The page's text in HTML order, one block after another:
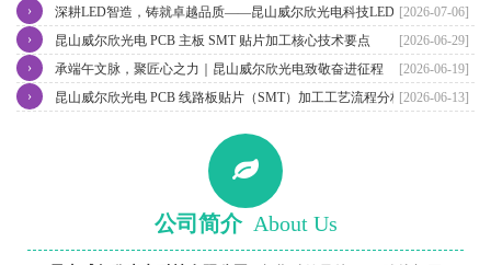
子智造
[2026-07-06]
深耕LED智造，铸就卓越品质——昆山威尔欣光电科技LED灯具贴片
加工实力再升级
›
[2026-06-29]
昆山威尔欣光电 PCB 主板 SMT 贴片加工核心技术要点
›
[2026-06-19]
承端午文脉，聚匠心之力｜昆山威尔欣光电致敬奋进征程
›
[2026-06-13]
昆山威尔欣光电 PCB 线路板贴片（SMT）加工工艺流程分析
›
公司简介 About Us